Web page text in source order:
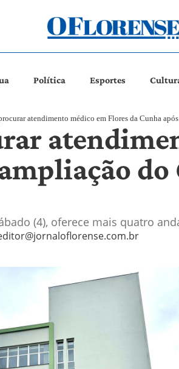
Política Esportes
atendimento médico em Flores da Cunha
(4), oferece mais quatro